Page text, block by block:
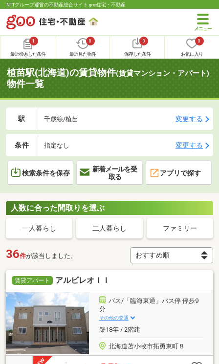
NTTグループ運営の不動産総合サイト goo住宅・不動産
1
最近検索した条件
0
最近見た物件
0
保存した条件
0
お気に入り
植苗駅(北海道)の賃貸物件(賃貸マンション・アパート)
物件一覧
駅 千歳線/植苗 変更する
条件 指定なし 変更する
検索条件を保存
新着メールを受
取る
アプリで探す
人数に合った間取りを選ぶ
一人暮らし 二人暮らし ファミリー
36件が該当しました。
賃貸アパート アルビレオＩＩ
バス/「臨海東通」バス停 停歩9
分
その他の交通
築18年 / 2階建
北海道苫小牧市拓勇東町８